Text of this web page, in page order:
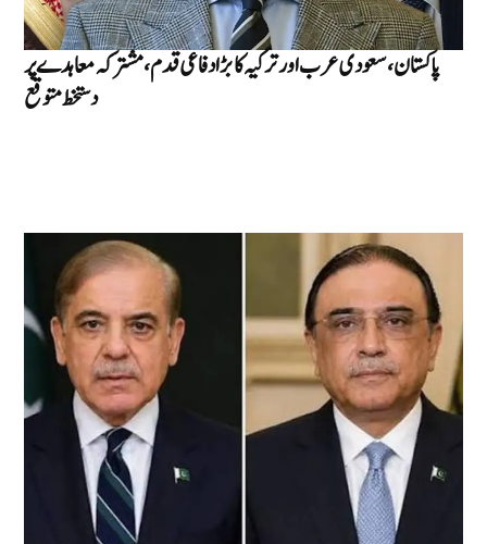
پاکستان، سعودی عرب اور ترکیہ کا بڑا دفاعی قدم، مشترکہ معاہدے پر
دستخط متوقع